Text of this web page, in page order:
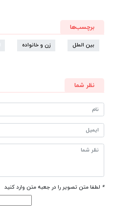
برچسب‌ها
بین الملل زن و خانواده
نظر شما
* لطفا متن تصویر را در جعبه متن وارد کنید